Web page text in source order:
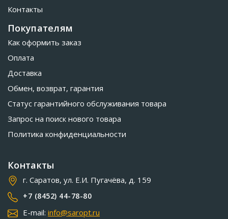
Контакты
Покупателям
Как оформить заказ
Оплата
Доставка
Обмен, возврат, гарантия
Статус гарантийного обслуживания товара
Запрос на поиск нового товара
Политика конфиденциальности
Контакты
г. Саратов, ул. Е.И. Пугачёва, д. 159
+7 (8452) 44-78-80
E-mail: info@saropt.ru